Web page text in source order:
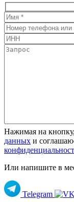
Нажимая на
данных и
Или напишите в
Telegram